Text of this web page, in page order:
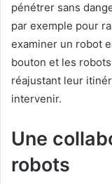
pénétrer sans
par exemple pour
examiner un robot
bouton et les
réajustant leur
intervenir.
Une
robots